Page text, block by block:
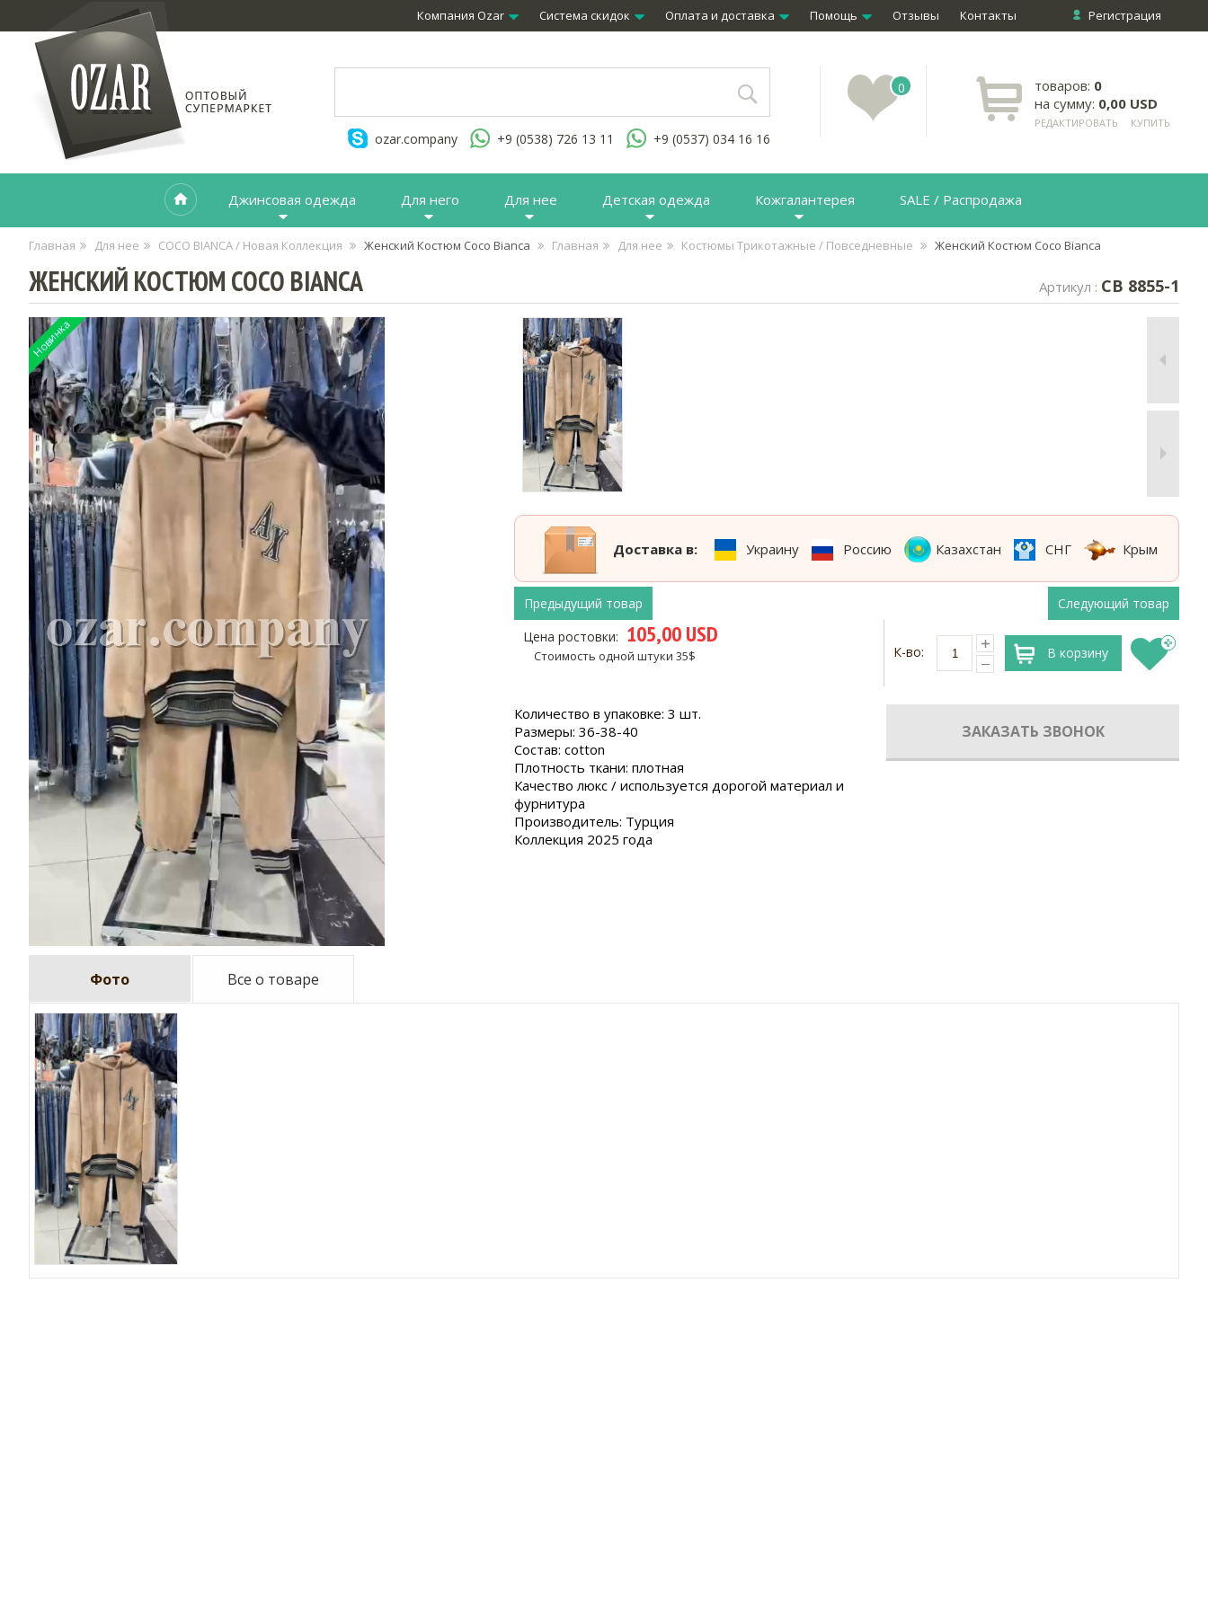
Регистрация
Компания Ozar Система скидок Оплата и доставка Помощь Отзывы Контакты
ozar.company +9 (0538) 726 13 11 +9 (0537) 034 16 16
0 товаров: 0
на сумму: 0,00 USD
РЕДАКТИРОВАТЬ КУПИТЬ
Джинсовая одежда Для него Для нее Детская одежда Кожгалантерея SALE / Распродажа
Главная Для нее COCO BIANCA / Новая Коллекция Женский Костюм Coco Bianca Главная Для нее Костюмы Трикотажные / Повседневные Женский Костюм Coco Bianca
ЖЕНСКИЙ КОСТЮМ COCO BIANCA Артикул : CB 8855-1
Доставка в: Украину Россию Казахстан СНГ Крым
Предыдущий товар
Следующий товар
Цена ростовки: 105,00 USD
Стоимость одной штуки 35$ К-во: В корзину
Количество в упаковке: 3 шт.
Размеры: 36-38-40
Состав: cotton
Плотность ткани: плотная
Качество люкс / используется дорогой материал и
фурнитура
Производитель: Турция
Коллекция 2025 года
ЗАКАЗАТЬ ЗВОНОК
Фото Все о товаре